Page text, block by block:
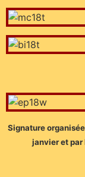
Signature
janvier et par